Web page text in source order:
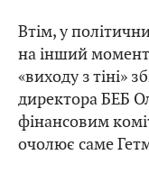
Втім, у
на інший
«виходу з тіні»
директора БЕБ
фінансовим
очолює саме